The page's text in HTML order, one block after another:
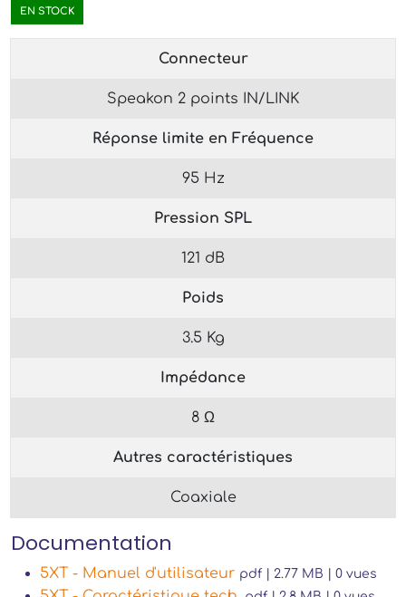
EN STOCK
Connecteur
Speakon 2 points IN/LINK
Réponse limite en Fréquence
95 Hz
Pression SPL
121 dB
Poids
3.5 Kg
Impédance
8 Ω
Autres caractéristiques
Coaxiale
Documentation
5XT - Manuel d'utilisateur pdf | 2.77 MB | 0 vues